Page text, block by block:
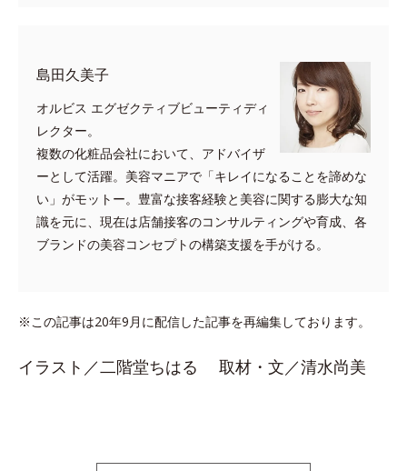
島田久美子
オルビス エグゼクティブビューティディ
レクター。
複数の化粧品会社において、アドバイザ
ーとして活躍。美容マニアで「キレイになることを諦めな
い」がモットー。豊富な接客経験と美容に関する膨大な知
識を元に、現在は店舗接客のコンサルティングや育成、各
ブランドの美容コンセプトの構築支援を手がける。
※この記事は20年9月に配信した記事を再編集しております。
イラスト／二階堂ちはる 取材・文／清水尚美